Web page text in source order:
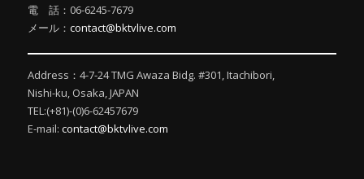
電 話：06-6245-7679
メール： contact@bktvlive.com
Address：4-7-24 TMG Awaza Bidg. #301, Itachibori,
Nishi-ku, Osaka, JAPAN
TEL:(+81)-(0)6-62457679
E-mail: contact@bktvlive.com